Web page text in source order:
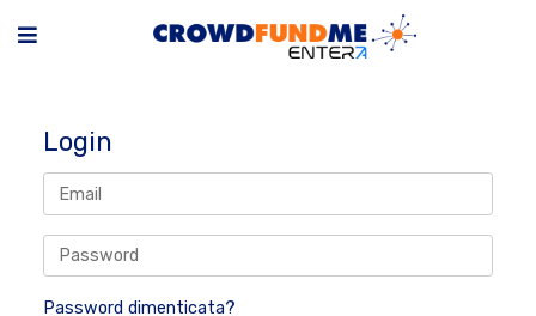
Login
Password dimenticata?